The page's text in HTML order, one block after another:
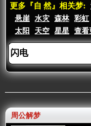
更多『自 然』相关梦:
悬崖
水灾 森林 彩虹
太阳
天空 星星 查
周公解梦